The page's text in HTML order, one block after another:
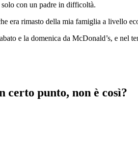
con un padre in difficoltà.
era rimasto della mia famiglia a livello
e la domenica da McDonald’s, e nel
punto, non è così?